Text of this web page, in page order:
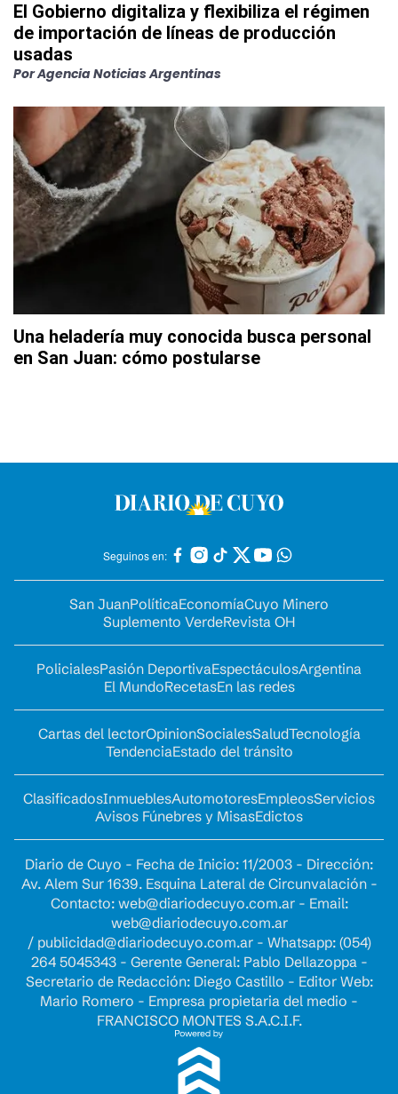
El Gobierno digitaliza y flexibiliza el régimen
de importación de líneas de producción
usadas
PorAgencia Noticias Argentinas
Una heladería muy conocida busca personal
en San Juan: cómo postularse
Seguinos en:
San JuanPolíticaEconomíaCuyo Minero
Suplemento VerdeRevista OH
PolicialesPasión DeportivaEspectáculosArgentina
El MundoRecetasEn las redes
Cartas del lectorOpinionSocialesSaludTecnología
TendenciaEstado del tránsito
ClasificadosInmueblesAutomotoresEmpleosServicios
Avisos Fúnebres y MisasEdictos
Diario de Cuyo - Fecha de Inicio: 11/2003 - Dirección:
Av. Alem Sur 1639. Esquina Lateral de Circunvalación -
Contacto: web@diariodecuyo.com.ar- Email:
web@diariodecuyo.com.ar
/ publicidad@diariodecuyo.com.ar- Whatsapp: (054)
264 5045343 - Gerente General: Pablo Dellazoppa -
Secretario de Redacción: Diego Castillo - Editor Web:
Mario Romero - Empresa propietaria del medio -
FRANCISCO MONTES S.A.C.I.F.